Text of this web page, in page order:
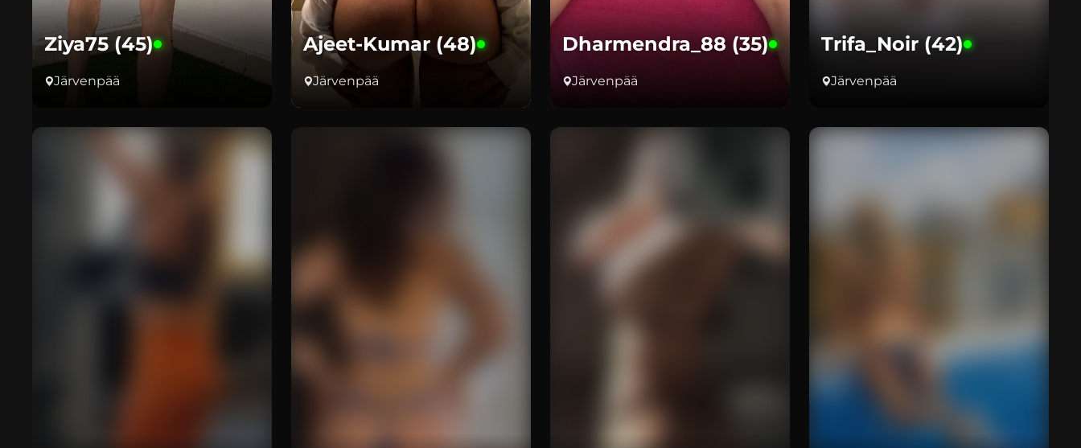
Ziya75 (45)
Järvenpää
Ajeet-Kumar (48)
Järvenpää
Dharmendra_88 (35)
Järvenpää
Trifa_Noir (42)
Järvenpää